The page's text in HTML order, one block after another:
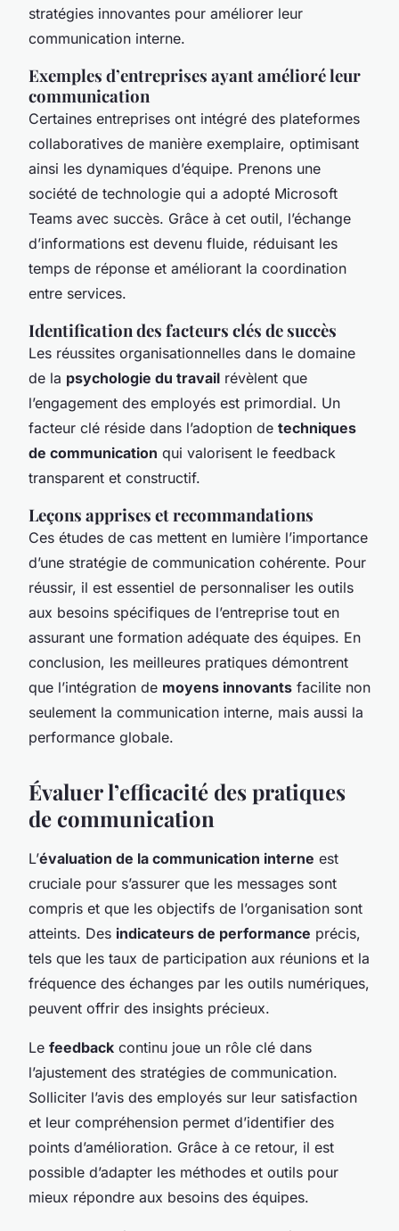
stratégies innovantes pour améliorer leur
communication interne.
Exemples d’entreprises ayant amélioré leur
communication
Certaines entreprises ont intégré des plateformes
collaboratives de manière exemplaire, optimisant
ainsi les dynamiques d’équipe. Prenons une
société de technologie qui a adopté Microsoft
Teams avec succès. Grâce à cet outil, l’échange
d’informations est devenu fluide, réduisant les
temps de réponse et améliorant la coordination
entre services.
Identification des facteurs clés de succès
Les réussites organisationnelles dans le domaine
de la psychologie du travail révèlent que
l’engagement des employés est primordial. Un
facteur clé réside dans l’adoption de techniques
de communication qui valorisent le feedback
transparent et constructif.
Leçons apprises et recommandations
Ces études de cas mettent en lumière l’importance
d’une stratégie de communication cohérente. Pour
réussir, il est essentiel de personnaliser les outils
aux besoins spécifiques de l’entreprise tout en
assurant une formation adéquate des équipes. En
conclusion, les meilleures pratiques démontrent
que l’intégration de moyens innovants facilite non
seulement la communication interne, mais aussi la
performance globale.
Évaluer l’efficacité des pratiques
de communication
L’évaluation de la communication interne est
cruciale pour s’assurer que les messages sont
compris et que les objectifs de l’organisation sont
atteints. Des indicateurs de performance précis,
tels que les taux de participation aux réunions et la
fréquence des échanges par les outils numériques,
peuvent offrir des insights précieux.
Le feedback continu joue un rôle clé dans
l’ajustement des stratégies de communication.
Solliciter l’avis des employés sur leur satisfaction
et leur compréhension permet d’identifier des
points d’amélioration. Grâce à ce retour, il est
possible d’adapter les méthodes et outils pour
mieux répondre aux besoins des équipes.